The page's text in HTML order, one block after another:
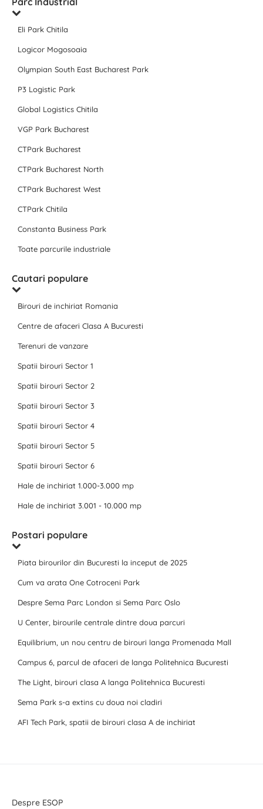
Eli Park Chitila
Logicor Mogosoaia
Olympian South East Bucharest Park
P3 Logistic Park
Global Logistics Chitila
VGP Park Bucharest
CTPark Bucharest
CTPark Bucharest North
CTPark Bucharest West
CTPark Chitila
Constanta Business Park
Toate parcurile industriale
Cautari populare
Birouri de inchiriat Romania
Centre de afaceri Clasa A Bucuresti
Terenuri de vanzare
Spatii birouri Sector 1
Spatii birouri Sector 2
Spatii birouri Sector 3
Spatii birouri Sector 4
Spatii birouri Sector 5
Spatii birouri Sector 6
Hale de inchiriat 1.000-3.000 mp
Hale de inchiriat 3.001 - 10.000 mp
Postari populare
Piata birourilor din Bucuresti la inceput de 2025
Cum va arata One Cotroceni Park
Despre Sema Parc London si Sema Parc Oslo
U Center, birourile centrale dintre doua parcuri
Equilibrium, un nou centru de birouri langa Promenada Mall
Campus 6, parcul de afaceri de langa Politehnica Bucuresti
The Light, birouri clasa A langa Politehnica Bucuresti
Sema Park s-a extins cu doua noi cladiri
AFI Tech Park, spatii de birouri clasa A de inchiriat
Despre ESOP